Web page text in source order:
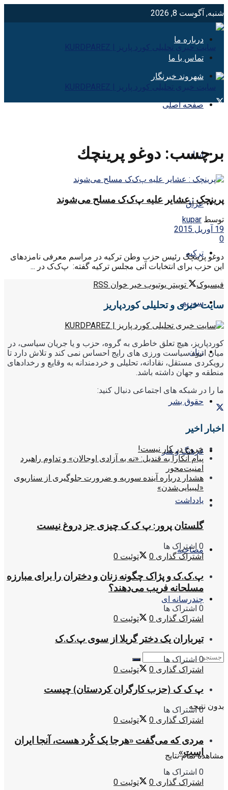
شنبه, آگوست 8, 2026
درباره ما
تماس با ما
شهروند خبرنگار
صفحه اصلی
ایران
عراق
ترکیه
سوریه
زنان
حقوق بشر
فرهنگ و هنر
یادداشت
مصاحبه
چندرسانه ای
بدون نتیجه
مشاهده تمام نتایج
برچسب: دوغو پرينچك
پرینچک : عشایر علیه پ‌ک‌ک مسلح می‌شوند
توسط kupar
19 آوریل 2015
0
دوغو پرینچک رئیس حزب وطن ترکیه در مراسم معرفی نامزدهای
این حزب برای انتخابات آتی مجلس ترکیه گفته: پ‌ک‌ک در ...
فیسبوک
توییتر یوتیوب خبر خوان RSS
سایت خبری و تحلیلی کوردپاریز
کوردپاریز، هیچ تعلق خاطری به گروه، حزب و یا جریان سیاسی، در
میان انبوه سیاست ورزی های رایج احساس نمی کند و تلاش دارد تا
رویکردی مستقل، نقادانه، تحلیلی و خردمندانه به وقایع و رخدادهای
منطقه و جهان داشته باشد.
ما را در شبکه های اجتماعی دنبال کنید:
اخبار اخیر
خروج در کار نیست!
پیام آنکارا به قندیل: «نه به آزادی اوجالان» و تداوم راهبرد
امنیت‌محور
هشدار درباره آینده سوریه و ضرورت جلوگیری از سناریوی
«لیبیایی‌شدن»
گلستان پرور: پ ک ک چیزی جز دروغ نیست
0 اشتراک ها
اشتراک گذاری 0 توئیت 0
پ.ک.ک و پژاک چگونه زنان و دختران را برای مبارزه
مسلحانه فریب می‌دهند؟
0 اشتراک ها
اشتراک گذاری 0 توئیت 0
تیرباران یک دختر گریلا از سوی پ.ک.ک
0 اشتراک ها
اشتراک گذاری 0 توئیت 0
پ ک ک (حزب کارگران کردستان) چیست
0 اشتراک ها
اشتراک گذاری 0 توئیت 0
مردی که می‌گفت «هرجا یک کُرد هست، آنجا ایران
است»
0 اشتراک ها
اشتراک گذاری 0 توئیت 0